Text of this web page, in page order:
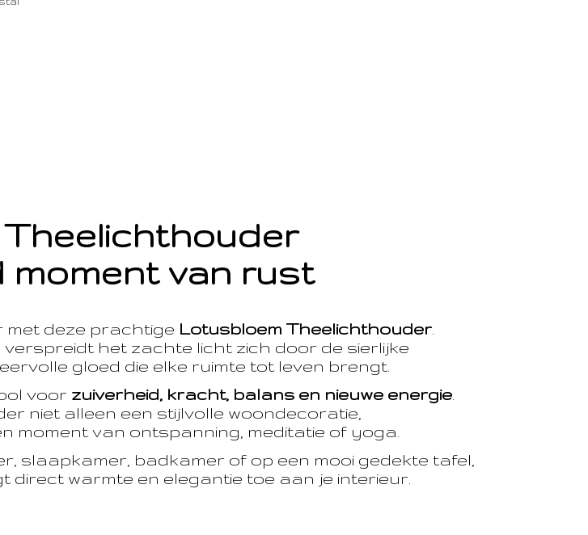
moment van rust
met deze prachtige Lotusbloem Theelichthouder.
het zachte licht zich door de sierlijke
gloed die elke ruimte tot leven brengt.
voor zuiverheid, kracht, balans en nieuwe energie.
niet alleen een stijlvolle woondecoratie,
moment van ontspanning, meditatie of yoga.
slaapkamer, badkamer of op een mooi gedekte tafel,
direct warmte en elegantie toe aan je interieur.